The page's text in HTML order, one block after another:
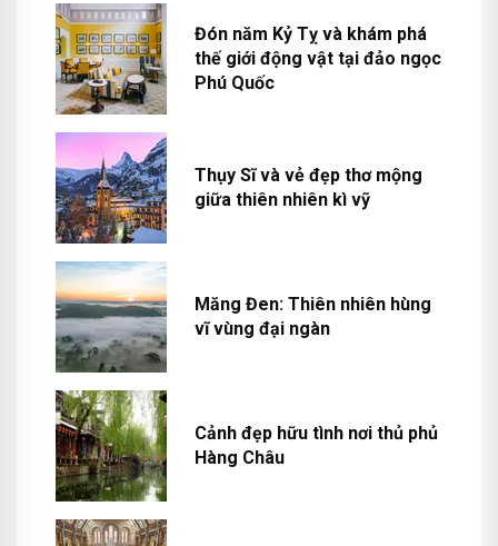
Đón năm Kỷ Tỵ và khám phá
thế giới động vật tại đảo ngọc
Phú Quốc
Thụy Sĩ và vẻ đẹp thơ mộng
giữa thiên nhiên kì vỹ
Măng Đen: Thiên nhiên hùng
vĩ vùng đại ngàn
Cảnh đẹp hữu tình nơi thủ phủ
Hàng Châu